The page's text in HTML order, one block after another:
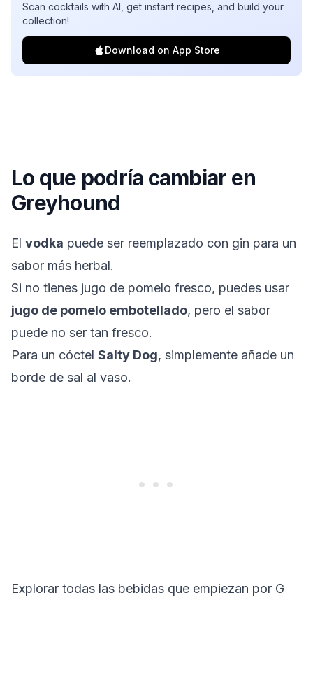
Scan cocktails with AI, get instant recipes, and build your
collection!
Download on App Store
Lo que podría cambiar en
Greyhound
El vodka puede ser reemplazado con gin para un
sabor más herbal.
Si no tienes jugo de pomelo fresco, puedes usar
jugo de pomelo embotellado, pero el sabor
puede no ser tan fresco.
Para un cóctel Salty Dog, simplemente añade un
borde de sal al vaso.
Explorar todas las bebidas que empiezan por G